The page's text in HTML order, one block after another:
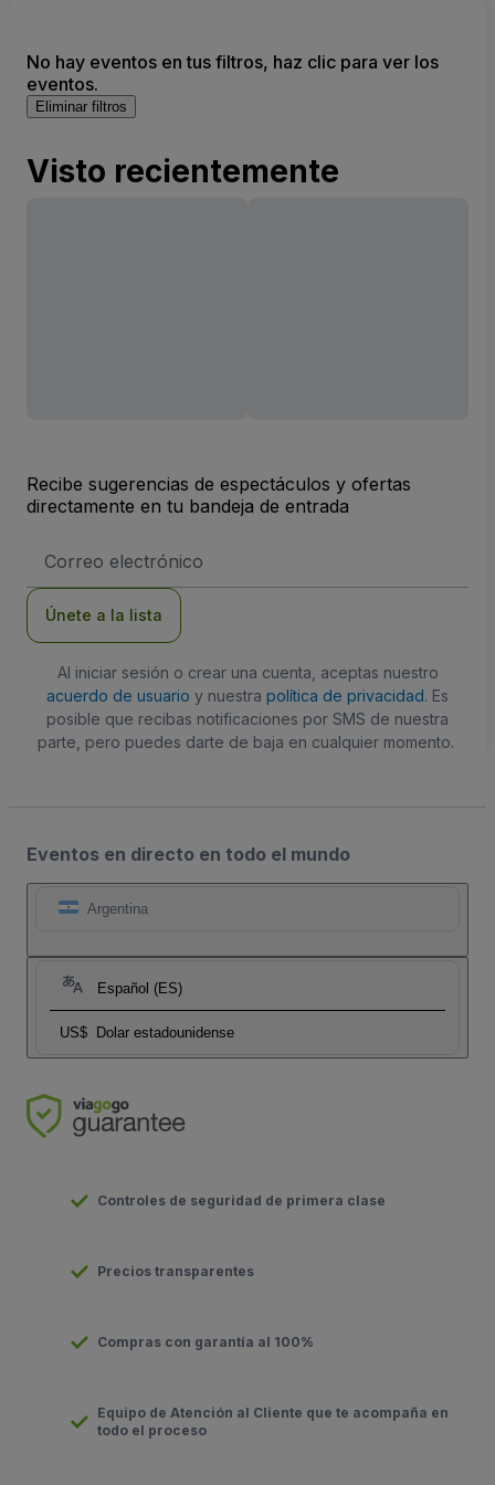
No hay eventos en tus filtros, haz clic para ver los
eventos.
Eliminar filtros
Visto recientemente
Recibe sugerencias de espectáculos y ofertas
directamente en tu bandeja de entrada
de
Únete a la lista
Al iniciar sesión o crear una cuenta, aceptas nuestro
acuerdo de usuario y nuestra política de privacidad. Es
posible que recibas notificaciones por SMS de nuestra
parte, pero puedes darte de baja en cualquier momento.
Eventos en directo en todo el mundo
Argentina
Español (ES)
US$ Dolar estadounidense
Controles de seguridad de primera clase
Precios transparentes
Compras con garantía al 100%
Equipo de Atención al Cliente que te acompaña en
todo el proceso